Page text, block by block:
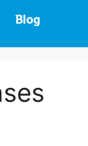
Blog